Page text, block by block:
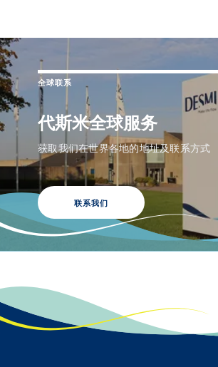
全球联系
代斯米全球服务
获取我们在世界各地的地址及联系方式
联系我们